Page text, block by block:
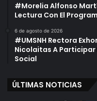
#Morelia Alfonso
Lectura Con El
6 de agosto de 2026
#UMSNH Rectora
Nicolaitas A Participar
Social
ÚLTIMAS NOTICIAS